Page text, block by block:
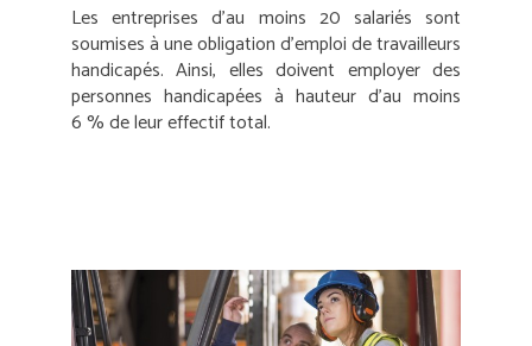
Les entreprises d’au moins 20 salariés sont
soumises à une obligation d’emploi de travailleurs
handicapés. Ainsi, elles doivent employer des
personnes handicapées à hauteur d’au moins
6 % de leur effectif total.